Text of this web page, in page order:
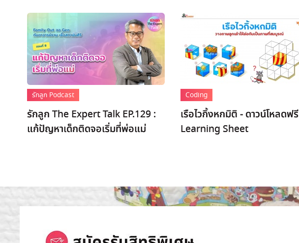
รักลูก Podcast
รักลูก The Expert Talk EP.129 :
แก้ปัญหาเด็กติดจอเริ่มที่พ่อแม่
Coding
เรือไวกิ้งหกมิติ - ดาวน์โหลดฟรี
Learning Sheet